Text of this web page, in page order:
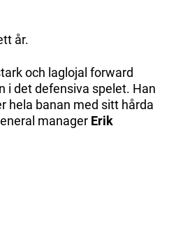
år.
och laglojal forward
i det defensiva spelet. Han
hela banan med sitt hårda
manager Erik